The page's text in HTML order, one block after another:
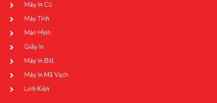
Máy In Cũ
Máy Tính
Màn Hình
Giấy In
Máy In Bill
Máy In Mã Vạch
Linh Kiện